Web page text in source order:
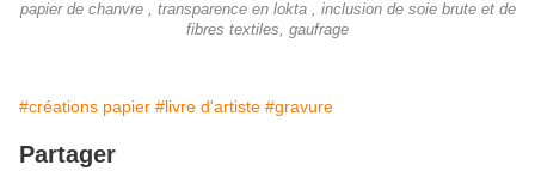
papier de chanvre , transparence en lokta , inclusion de soie brute et de
fibres textiles, gaufrage
#créations papier #livre d'artiste #gravure
Partager